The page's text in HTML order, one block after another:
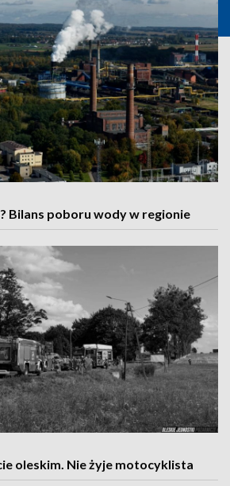
Bilans poboru wody w regionie
oleskim. Nie żyje motocyklista